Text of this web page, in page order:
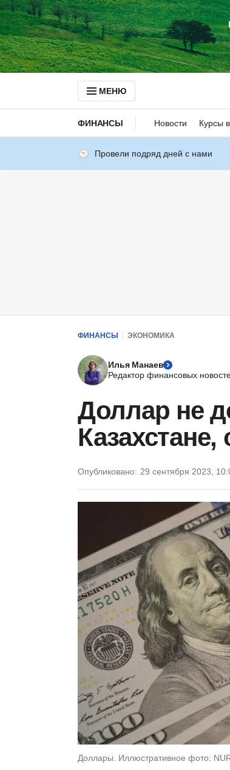
МЕНЮ
ФИНАНСЫ Новости Курсы
Провели подряд дней с нами
ФИНАНСЫ ЭКОНОМИКА
Илья Манаев
Редактор финансовых
Доллар не
Опубликовано: 29 сентября 2023,
Доллары. Иллюстративное фото: